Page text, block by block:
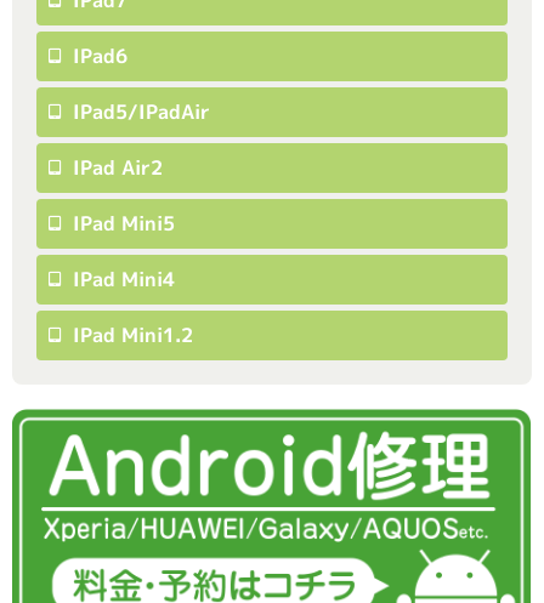
IPad6
IPad5/iPadAir
IPad Air2
IPad Mini5
IPad Mini4
IPad Mini1.2